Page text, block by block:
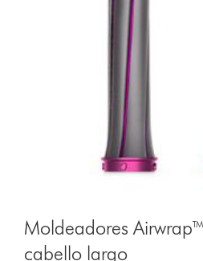
Moldeadores
cabello largo